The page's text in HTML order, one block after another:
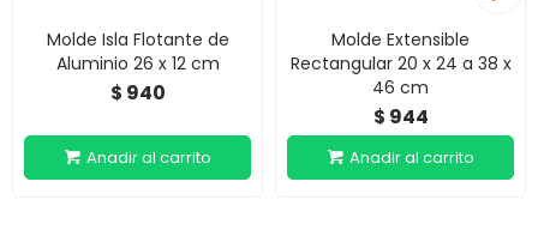
Molde Isla Flotante de
Aluminio 26 x 12 cm
$ 940
Molde Extensible
Rectangular 20 x 24 a 38 x
46 cm
$ 944